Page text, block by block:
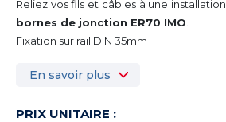
Reliez vos fils et câbles à une
bornes de jonction ER70 IMO
Fixation sur rail DIN 35mm
En savoir plus
PRIX UNITAIRE :